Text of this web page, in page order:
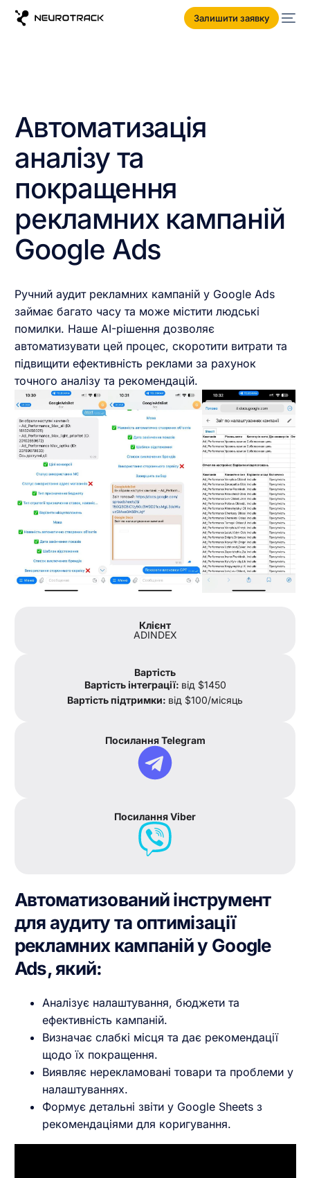
Залишити заявку
Автоматизація
аналізу та
покращення
рекламних кампаній
Google Ads
Ручний аудит рекламних кампаній у Google Ads
займає багато часу та може містити людські
помилки. Наше AI-рішення дозволяє
автоматизувати цей процес, скоротити витрати та
підвищити ефективність реклами за рахунок
точного аналізу та рекомендацій.
Клієнт
ADINDEX
Вартість
Вартість інтеграції: від $1450
Вартість підтримки: від $100/місяць
Посилання Telegram
Посилання Viber
Автоматизований інструмент
для аудиту та оптимізації
рекламних кампаній у Google
Ads, який:
Аналізує налаштування, бюджети та
ефективність кампаній.
Визначає слабкі місця та дає рекомендації
щодо їх покращення.
Виявляє нерекламовані товари та проблеми у
налаштуваннях.
Формує детальні звіти у Google Sheets з
рекомендаціями для коригування.
Українська